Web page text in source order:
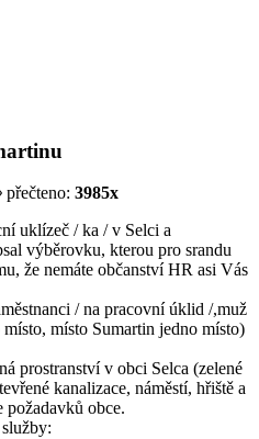
přečteno: 3985x
uklízeč / ka / v Selci a
výběrovku, kterou pro srandu
že nemáte občanství HR asi Vás
/ na pracovní úklid /,muž
místo Sumartin jedno místo)
prostranství v obci Selca (zelené
kanalizace, náměstí, hřiště a
obce.